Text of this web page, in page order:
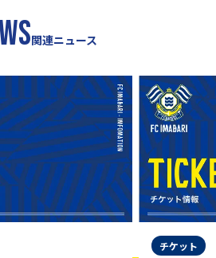
関連ニュース
チケット